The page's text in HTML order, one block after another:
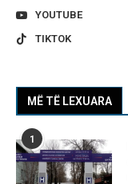
YOUTUBE
TIKTOK
MË TË LEXUARA
1